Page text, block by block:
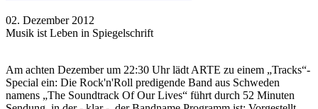
02. Dezember 2012
Musik ist Leben in Spiegelschrift
Am achten Dezember um 22:30 Uhr lädt ARTE zu einem „Tracks“-
Special ein: Die Rock'n'Roll predigende Band aus Schweden
namens „The Soundtrack Of Our Lives“ führt durch 52 Minuten